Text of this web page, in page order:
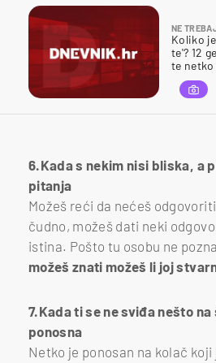
NE
Koliko
te'? 12
te
6.Kada s nekim nisi bliska, a
pitanja
Možeš reći da nećeš
čudno, možeš dati neki
istina. Pošto tu osobu ne
možeš znati možeš li joj
7.Kada ti se ne sviđa nešto na
ponosna
Netko je ponosan na kolač koji